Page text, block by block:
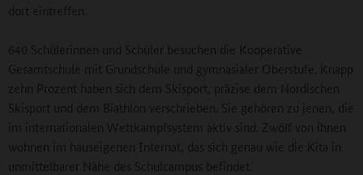
dort eintreffen.
640 Schülerinnen und Schüler besuchen die Kooperative
Gesamtschule mit Grundschule und gymnasialer Oberstufe. Knapp
zehn Prozent haben sich dem Skisport, präzise dem Nordischen
Skisport und dem Biathlon verschrieben. Sie gehören zu jenen, die
im internationalen Wettkampfsystem aktiv sind. Zwölf von ihnen
wohnen im hauseigenen Internat, das sich genau wie die Kita in
unmittelbarer Nähe des Schulcampus befindet.